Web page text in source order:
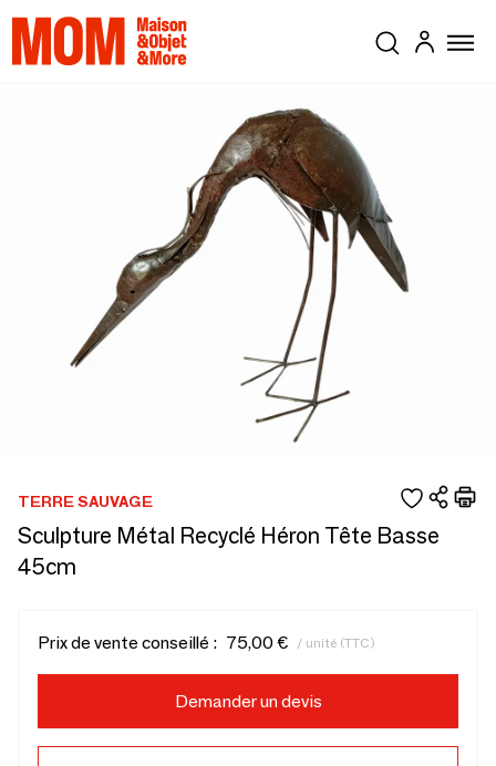
TERRE SAUVAGE
Sculpture Métal Recyclé Héron Tête Basse
45cm
Prix de vente conseillé : 75,00 € / unité (TTC)
Demander un devis